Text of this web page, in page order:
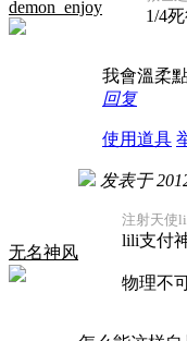
demon_enjoy 1/4
我會溫柔
回复
使用道具
无名神风
发表于
注射天使
lili支付
物理不